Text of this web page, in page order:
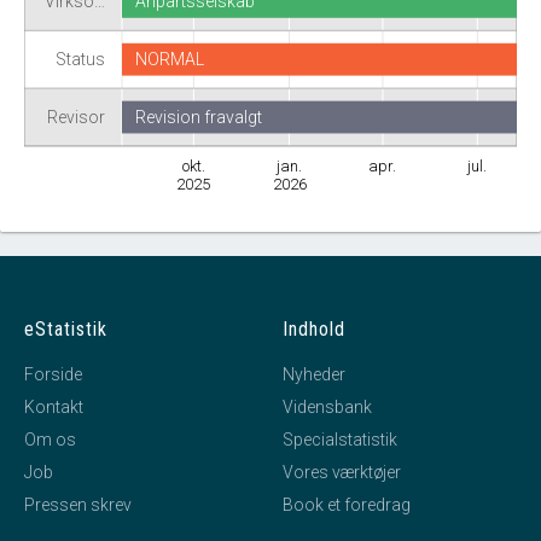
Status
Revisor
okt.
2025
jan.
2026
apr. jul.
NORMAL
Revision fravalgt
eStatistik
Forside
Kontakt
Om os
Job
Pressen skrev
Indhold
Nyheder
Vidensbank
Specialstatistik
Vores værktøjer
Book et foredrag